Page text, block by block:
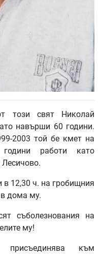
този свят Николай
навърши 60 години.
2003 той бе кмет на
работи като
12,30 ч. на гробищния
дома му.
съболезнования на
му!
към